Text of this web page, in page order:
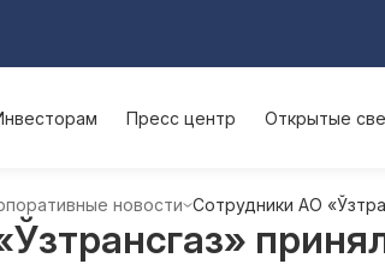
Пресс центр Открытые
новости Сотрудники АО